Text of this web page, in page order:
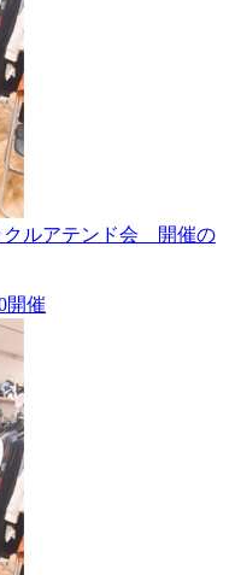
クルアテンド会 開催の
開催